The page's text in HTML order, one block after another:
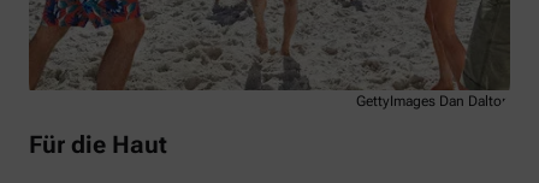
GettyImages Dan Dalton
Für die Haut